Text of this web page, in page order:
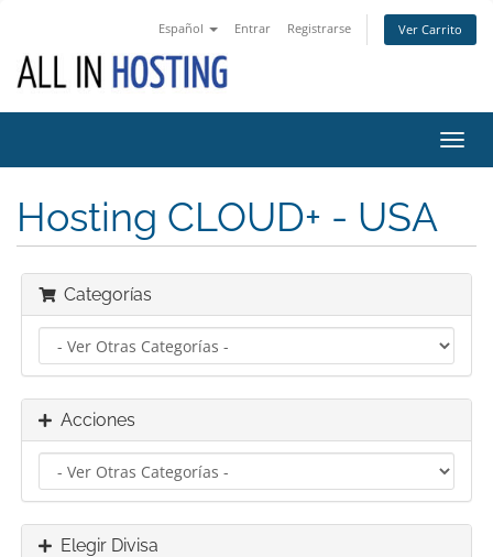
Español Entrar Registrarse Ver Carrito
Hosting CLOUD+ - USA
Categorías
Acciones
Elegir Divisa